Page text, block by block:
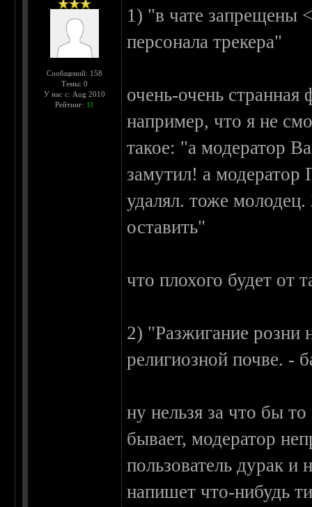
Сообщений: 158
Темы: 0
У нас с: Aug 2010
Рейтинг: 11
1) "в чате запрещены
персонала трекера"
очень-очень
например, что я не
такое: "а модератор
замутил! а модератор
удалял. тоже
оставить"
что плохого будет от
2) "Разжигание розни
религиозной почве. -
ну нельзя за что бы то
бывает, модератор
пользователь дурак и
напишет что-нибудь